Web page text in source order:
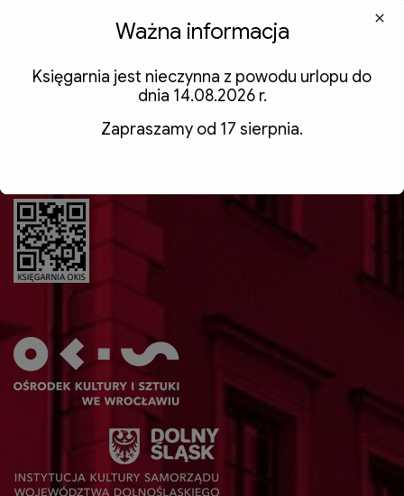
Ważna informacja
Księgarnia jest nieczynna z powodu urlopu do
dnia 14.08.2026 r.
Zapraszamy od 17 sierpnia.